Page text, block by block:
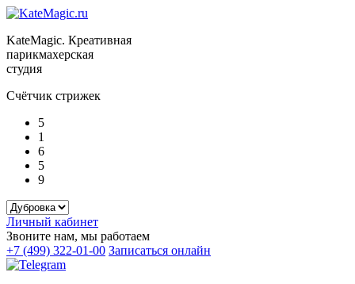
KateMagic. Креативная
парикмахерская
студия
Счётчик стрижек
5
1
6
5
9
Личный кабинет
Звоните нам, мы работаем
+7 (499) 322-01-00 Записаться онлайн